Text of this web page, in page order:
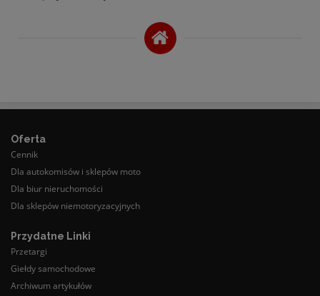
Oferta
Cennik
Dla autokomisów i sklepów moto
Dla biur nieruchomości
Dla sklepów niemotoryzacyjnych
Przydatne Linki
Przetargi
Giełdy samochodowe
Archiwum artykułów